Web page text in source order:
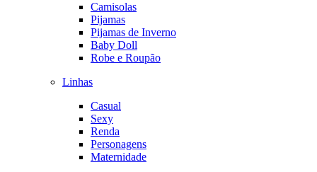
Camisolas
Pijamas
Pijamas de Inverno
Baby Doll
Robe e Roupão
Linhas
Casual
Sexy
Renda
Personagens
Maternidade